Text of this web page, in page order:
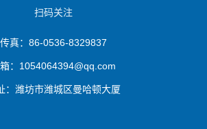
扫码关注
传真：86-0536-8329837
：1054064394@qq.com
：潍坊市潍城区曼哈顿大厦